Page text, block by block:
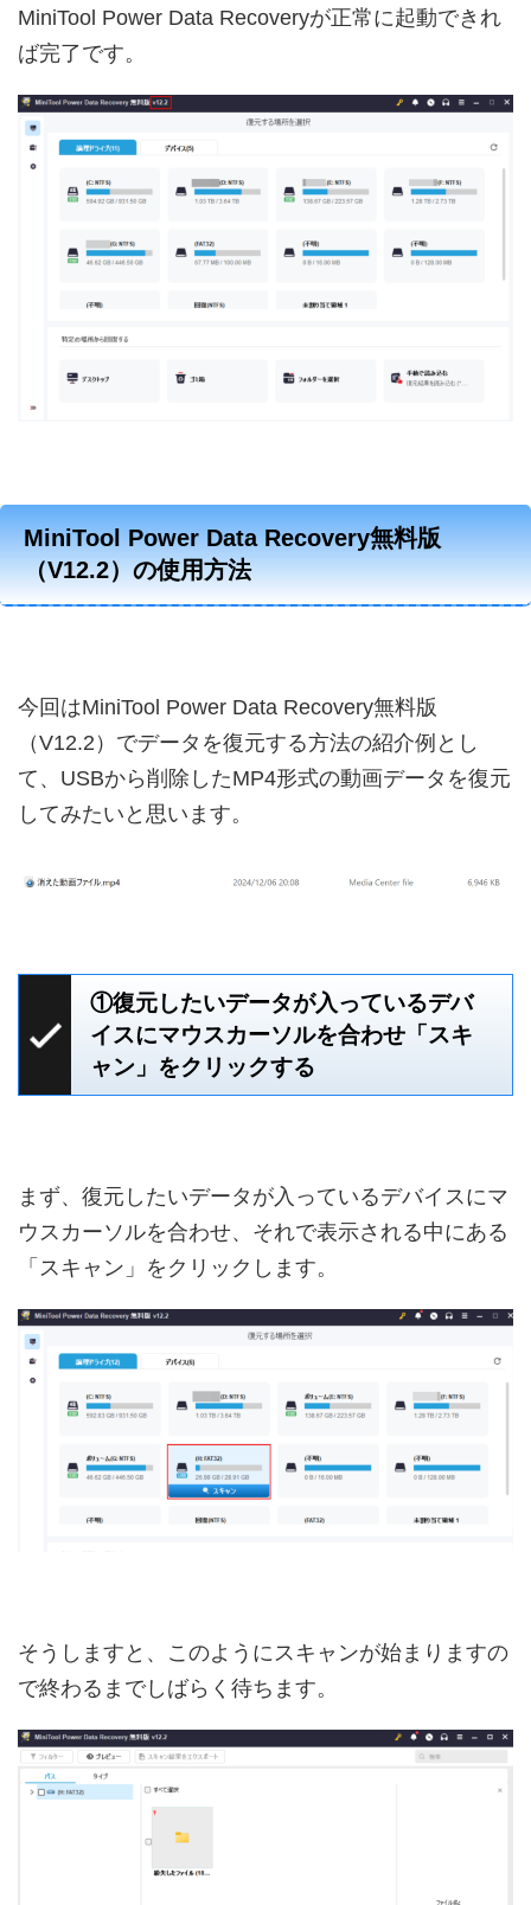
MiniTool Power Data Recoveryが正常に起動できれ
ば完了です。
MiniTool Power Data Recovery無料版
（V12.2）の使用方法
今回はMiniTool Power Data Recovery無料版
（V12.2）でデータを復元する方法の紹介例とし
て、USBから削除したMP4形式の動画データを復元
してみたいと思います。
①復元したいデータが入っているデバ
イスにマウスカーソルを合わせ「スキ
ャン」をクリックする
まず、復元したいデータが入っているデバイスにマ
ウスカーソルを合わせ、それで表示される中にある
「スキャン」をクリックします。
そうしますと、このようにスキャンが始まりますの
で終わるまでしばらく待ちます。